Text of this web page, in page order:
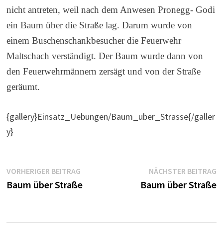
nicht antreten, weil nach dem Anwesen Pronegg- Godi
ein Baum über die Straße lag. Darum wurde von
einem Buschenschankbesucher die Feuerwehr
Maltschach verständigt. Der Baum wurde dann von
den Feuerwehrmännern zersägt und von der Straße
geräumt.
{gallery}Einsatz_Uebungen/Baum_uber_Strasse{/galler
y}
Beitragsnavigation
VORHERIGER BEITRAGVorheriger
Beitrag:
Baum über Straße
NÄCHSTER BEITRAG
Baum über Straße